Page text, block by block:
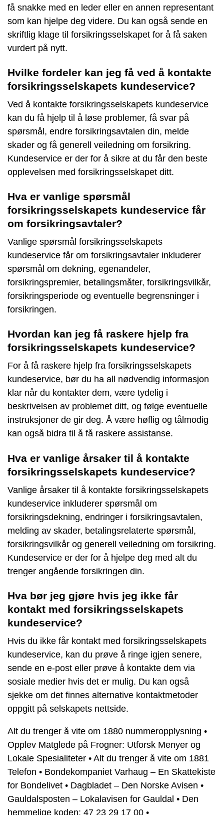
få snakke med en leder eller en annen representant
som kan hjelpe deg videre. Du kan også sende en
skriftlig klage til forsikringsselskapet for å få saken
vurdert på nytt.
Hvilke fordeler kan jeg få ved å kontakte
forsikringsselskapets kundeservice?
Ved å kontakte forsikringsselskapets kundeservice
kan du få hjelp til å løse problemer, få svar på
spørsmål, endre forsikringsavtalen din, melde
skader og få generell veiledning om forsikring.
Kundeservice er der for å sikre at du får den beste
opplevelsen med forsikringsselskapet ditt.
Hva er vanlige spørsmål
forsikringsselskapets kundeservice får
om forsikringsavtaler?
Vanlige spørsmål forsikringsselskapets
kundeservice får om forsikringsavtaler inkluderer
spørsmål om dekning, egenandeler,
forsikringspremier, betalingsmåter, forsikringsvilkår,
forsikringsperiode og eventuelle begrensninger i
forsikringen.
Hvordan kan jeg få raskere hjelp fra
forsikringsselskapets kundeservice?
For å få raskere hjelp fra forsikringsselskapets
kundeservice, bør du ha all nødvendig informasjon
klar når du kontakter dem, være tydelig i
beskrivelsen av problemet ditt, og følge eventuelle
instruksjoner de gir deg. Å være høflig og tålmodig
kan også bidra til å få raskere assistanse.
Hva er vanlige årsaker til å kontakte
forsikringsselskapets kundeservice?
Vanlige årsaker til å kontakte forsikringsselskapets
kundeservice inkluderer spørsmål om
forsikringsdekning, endringer i forsikringsavtalen,
melding av skader, betalingsrelaterte spørsmål,
forsikringsvilkår og generell veiledning om forsikring.
Kundeservice er der for å hjelpe deg med alt du
trenger angående forsikringen din.
Hva bør jeg gjøre hvis jeg ikke får
kontakt med forsikringsselskapets
kundeservice?
Hvis du ikke får kontakt med forsikringsselskapets
kundeservice, kan du prøve å ringe igjen senere,
sende en e-post eller prøve å kontakte dem via
sosiale medier hvis det er mulig. Du kan også
sjekke om det finnes alternative kontaktmetoder
oppgitt på selskapets nettside.
Alt du trenger å vite om 1880 nummeropplysning •
Opplev Matglede på Frogner: Utforsk Menyer og
Lokale Spesialiteter • Alt du trenger å vite om 1881
Telefon • Bondekompaniet Varhaug – En Skattekiste
for Bondelivet • Dagbladet – Den Norske Avisen •
Gauldalsposten – Lokalavisen for Gauldal • Den
hemmelige koden: 47 23 29 17 00 •